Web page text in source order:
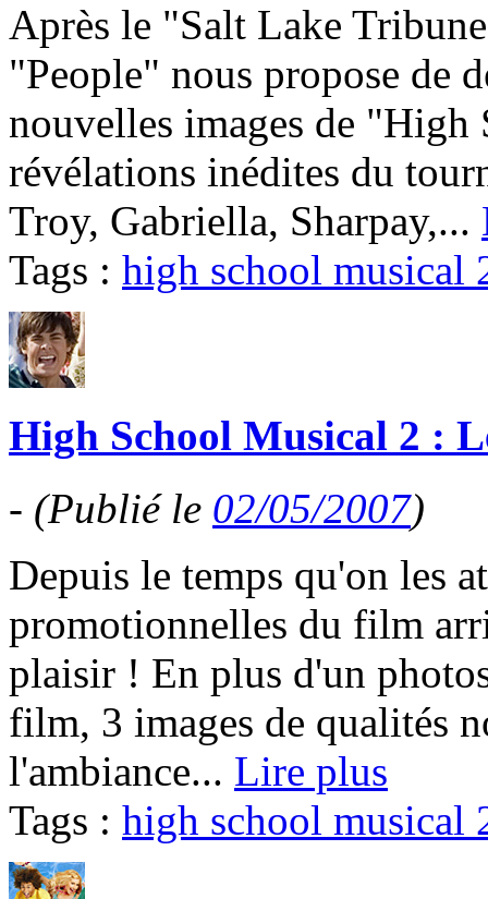
Après le "Salt Lake
"People" nous propose de
nouvelles images de
révélations inédites du
Troy, Gabriella, Sharpay,...
Tags : high school musical
High School Musical 2 :
- (Publié le 02/05/2007)
Depuis le temps qu'on les
promotionnelles du film
plaisir ! En plus d'un
film, 3 images de qualités
l'ambiance... Lire plus
Tags : high school musical